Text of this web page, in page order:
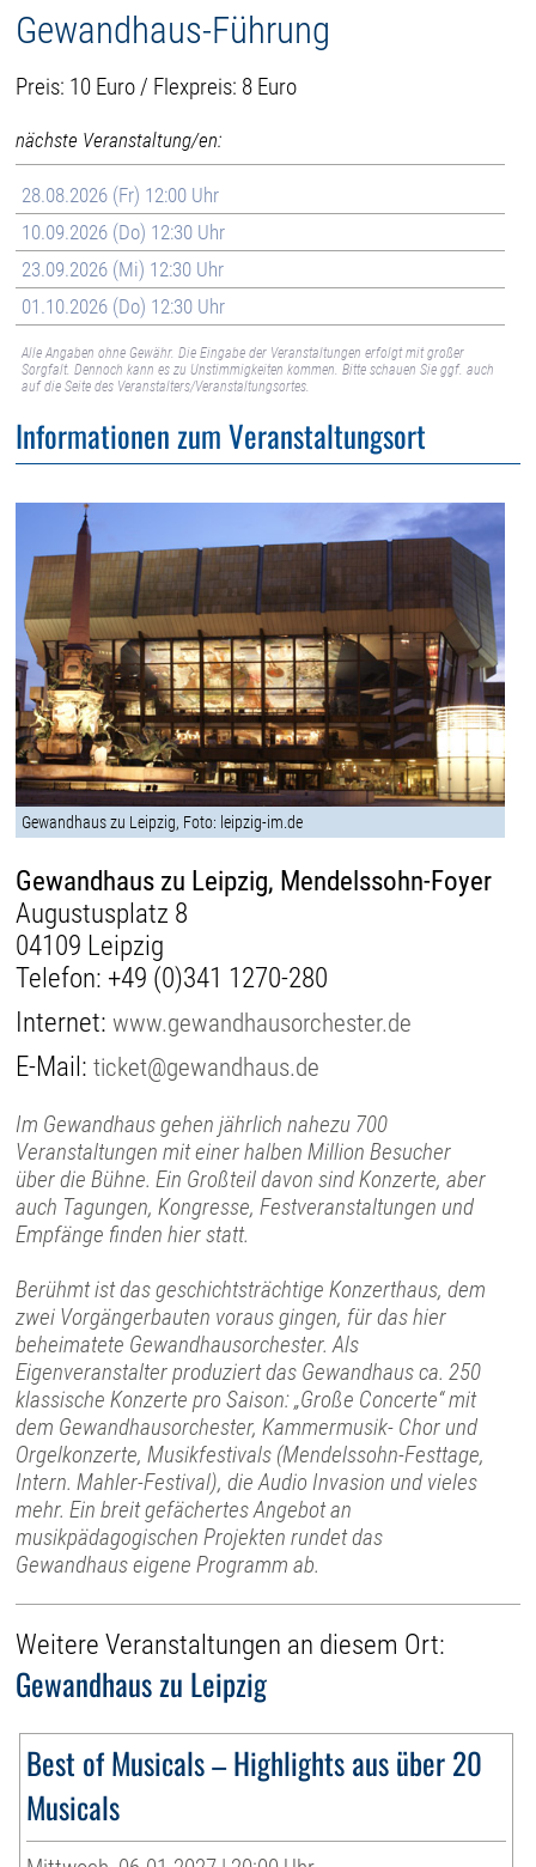
Gewandhaus-Führung
Preis: 10 Euro / Flexpreis: 8 Euro
nächste Veranstaltung/en:
28.08.2026 (Fr) 12:00 Uhr
10.09.2026 (Do) 12:30 Uhr
23.09.2026 (Mi) 12:30 Uhr
01.10.2026 (Do) 12:30 Uhr
Alle Angaben ohne Gewähr. Die Eingabe der Veranstaltungen erfolgt mit großer
Sorgfalt. Dennoch kann es zu Unstimmigkeiten kommen. Bitte schauen Sie ggf. auch
auf die Seite des Veranstalters/Veranstaltungsortes.
Informationen zum Veranstaltungsort
Gewandhaus zu Leipzig, Foto: leipzig-im.de
Gewandhaus zu Leipzig, Mendelssohn-Foyer
Augustusplatz 8
04109 Leipzig
Telefon: +49 (0)341 1270-280
Internet:www.gewandhausorchester.de
E-Mail:ticket@gewandhaus.de
Im Gewandhaus gehen jährlich nahezu 700
Veranstaltungen mit einer halben Million Besucher
über die Bühne. Ein Großteil davon sind Konzerte, aber
auch Tagungen, Kongresse, Festveranstaltungen und
Empfänge finden hier statt.
Berühmt ist das geschichtsträchtige Konzerthaus, dem
zwei Vorgängerbauten voraus gingen, für das hier
beheimatete Gewandhausorchester. Als
Eigenveranstalter produziert das Gewandhaus ca. 250
klassische Konzerte pro Saison: „Große Concerte“ mit
dem Gewandhausorchester, Kammermusik- Chor und
Orgelkonzerte, Musikfestivals (Mendelssohn-Festtage,
Intern. Mahler-Festival), die Audio Invasion und vieles
mehr. Ein breit gefächertes Angebot an
musikpädagogischen Projekten rundet das
Gewandhaus eigene Programm ab.
Weitere Veranstaltungen an diesem Ort:
Gewandhaus zu Leipzig
Best of Musicals – Highlights aus über 20
Musicals